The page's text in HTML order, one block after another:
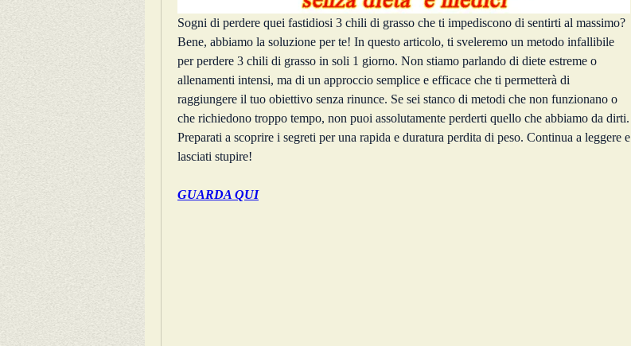
Sogni di perdere quei fastidiosi 3 chili di grasso che ti impediscono di sentirti al massimo?
Bene, abbiamo la soluzione per te! In questo articolo, ti sveleremo un metodo infallibile
per perdere 3 chili di grasso in soli 1 giorno. Non stiamo parlando di diete estreme o
allenamenti intensi, ma di un approccio semplice e efficace che ti permetterà di
raggiungere il tuo obiettivo senza rinunce. Se sei stanco di metodi che non funzionano o
che richiedono troppo tempo, non puoi assolutamente perderti quello che abbiamo da dirti.
Preparati a scoprire i segreti per una rapida e duratura perdita di peso. Continua a leggere e
lasciati stupire!
GUARDA QUI